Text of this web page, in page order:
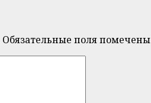
Обязательные поля помечены